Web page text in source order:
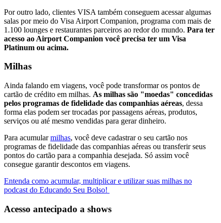
Por outro lado, clientes VISA também conseguem acessar algumas
salas por meio do Visa Airport Companion, programa com mais de
1.100 lounges e restaurantes parceiros ao redor do mundo. Para ter
acesso ao Airport Companion você precisa ter um Visa
Platinum ou acima.
Milhas
Ainda falando em viagens, você pode transformar os pontos de
cartão de crédito em milhas. As milhas são "moedas" concedidas
pelos programas de fidelidade das companhias aéreas, dessa
forma elas podem ser trocadas por passagens aéreas, produtos,
serviços ou até mesmo vendidas para gerar dinheiro.
Para acumularmilhas, você deve cadastrar o seu cartão nos
programas de fidelidade das companhias aéreas ou transferir seus
pontos do cartão para a companhia desejada. Só assim você
consegue garantir descontos em viagens.
Entenda como acumular, multiplicar e utilizar suas milhas no
podcast do Educando Seu Bolso!
Acesso antecipado a shows